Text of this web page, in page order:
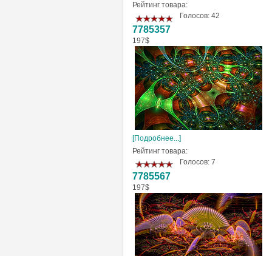
Рейтинг товара:
Голосов: 42
7785357
197$
[Подробнее...]
Рейтинг товара:
Голосов: 7
7785567
197$